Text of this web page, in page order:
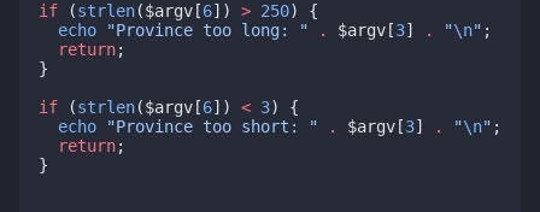
if (strlen($argv[6]) > 250) {
echo
"Province too long: " . $argv[3] . "\n" ;
return;
}
if (strlen($argv[6]) < 3) {
echo
"Province too short: " . $argv[3] . "\n" ;
return;
}